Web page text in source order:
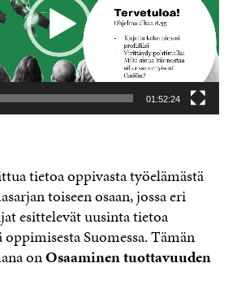
01:52:24
tietoa oppivasta työelämästä
toiseen osaan, jossa eri
esittelevät uusinta tietoa
oppimisesta Suomessa. Tämän
onOsaaminen tuottavuuden